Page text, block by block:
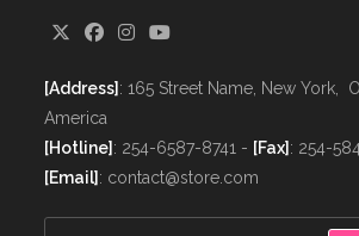
[Address]: 165 Street Name, New York,
America
[Hotline]: 254-6587-8741 - [Fax]: 254-
[Email]: contact@store.com